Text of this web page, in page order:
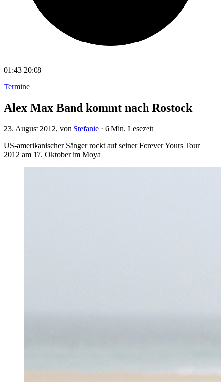
01:43 20:08
Termine
Alex Max Band kommt nach Rostock
23. August 2012, von Stefanie · 6 Min. Lesezeit
US-amerikanischer Sänger rockt auf seiner Forever Yours Tour
2012 am 17. Oktober im Moya